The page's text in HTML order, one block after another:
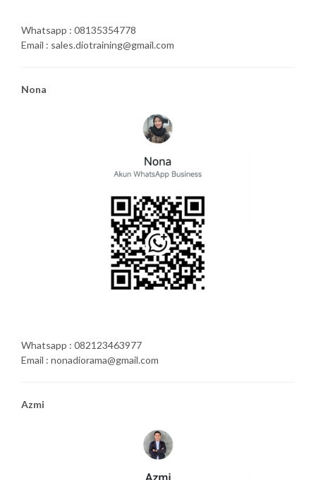
Whatsapp : 08135354778
Email : sales.diotraining@gmail.com
Nona
Whatsapp : 082123463977
Email : nonadiorama@gmail.com
Azmi